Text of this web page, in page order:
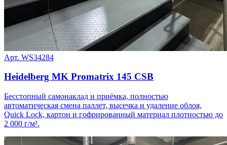
Арт. WS34284
Heidelberg MK Promatrix 145 CSB
Бесстопный самонаклад и приёмка, полностью
автоматическая смена паллет, высечка и удаление облоя,
Quick Lock, картон и гофрированный материал плотностью до
2 000 г/м².